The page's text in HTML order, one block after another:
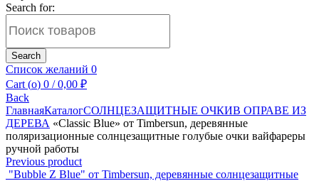
Search for:
Search
Список желаний 0
Cart (o) 0 / 0,00 ₽
Back
ГлавнаяКаталогСОЛНЦЕЗАЩИТНЫЕ ОЧКИВ ОПРАВЕ ИЗ
ДЕРЕВА «Classic Blue» от Timbersun, деревянные
поляризационные солнцезащитные голубые очки вайфареры
ручной работы
Previous product
"Bubble Z Blue" от Timbersun, деревянные солнцезащитные